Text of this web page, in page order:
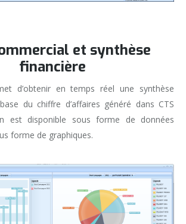
et synthèse
financière
d’obtenir en temps réel une synthèse
du chiffre d’affaires généré dans CTS
est disponible sous forme de données
forme de graphiques.